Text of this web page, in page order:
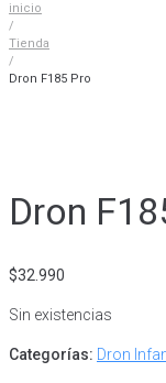
inicio
/
Tienda
/
Dron F185 Pro
Dron
$32.990
Sin existencias
Categorías: Dron